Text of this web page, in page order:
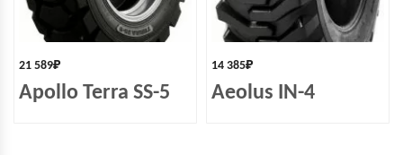
21 589₽
Apollo Terra SS-5
14 385₽
Aeolus IN-4